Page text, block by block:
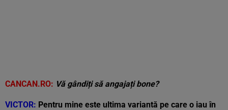
CANCAN.RO: Vă gândiți să angajați bone?
VICTOR: Pentru mine este ultima variantă pe care o iau în